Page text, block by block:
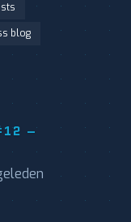
blog
–